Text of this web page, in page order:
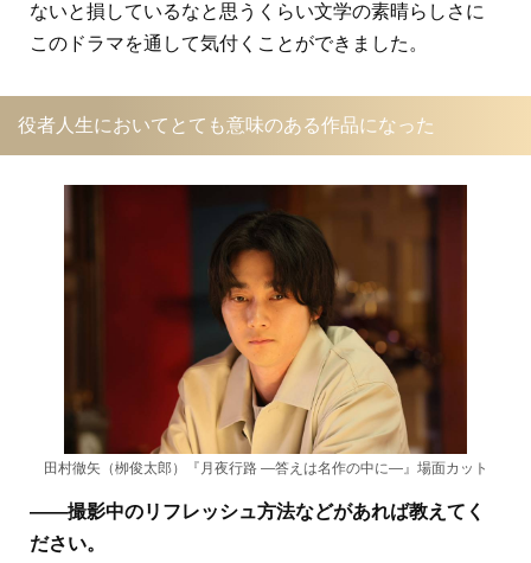
ないと損しているなと思うくらい文学の素晴らしさに
このドラマを通して気付くことができました。
役者人生においてとても意味のある作品になった
田村徹矢（栁俊太郎）『月夜行路 ―答えは名作の中に―』場面カット
――撮影中のリフレッシュ方法などがあれば教えてく
ださい。